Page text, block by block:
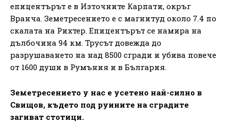
епицентърът е в Източните Карпати, окръг
Вранча. Земетресението е с магнитуд около 7.4 по
скалата на Рихтер. Епицентърът се намира на
дълбочина 94 км. Трусът довежда до
разрушаването на над 8500 сгради и убива повече
от 1600 души в Румъния и в България.
Земетресението у нас е усетено най-силно в
Свищов, където под руините на сградите
загиват стотици.